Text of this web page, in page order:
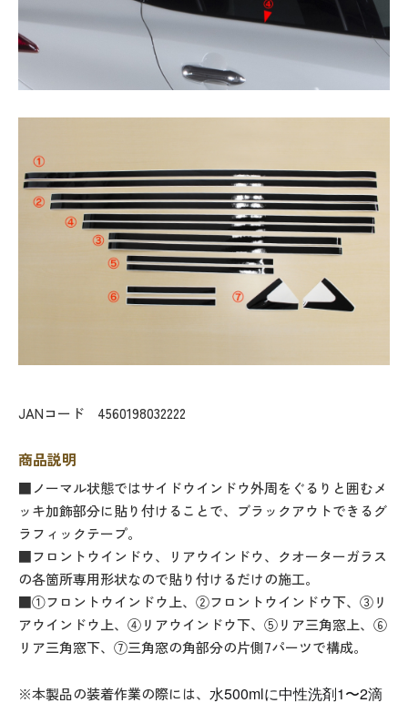
JANコード 4560198032222
商品説明
■ノーマル状態ではサイドウインドウ外周をぐるりと囲むメ
ッキ加飾部分に貼り付けることで、ブラックアウトできるグ
ラフィックテープ。
■フロントウインドウ、リアウインドウ、クオーターガラス
の各箇所専用形状なので貼り付けるだけの施工。
■①フロントウインドウ上、②フロントウインドウ下、③リ
アウインドウ上、④リアウインドウ下、⑤リア三角窓上、⑥
リア三角窓下、⑦三角窓の角部分の片側7パーツで構成。
※本製品の装着作業の際には、 水500mlに中性洗剤1〜2滴